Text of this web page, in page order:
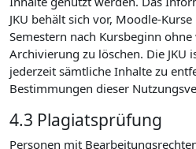
JKU behält sich vor, Moodle-
Semestern nach Kursbeginn
Archivierung zu löschen. Die JKU
jederzeit sämtliche Inhalte zu
Bestimmungen dieser
4.3 Plagiatsprüfung
Personen mit